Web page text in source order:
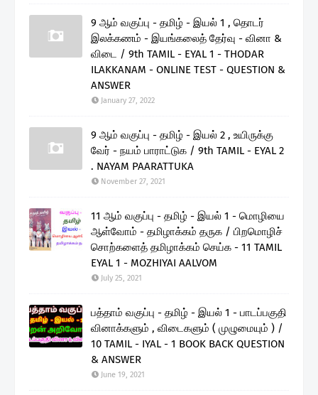
9 ஆம் வகுப்பு - தமிழ் - இயல் 1 , தொடர்
இலக்கணம் - இயங்கலைத் தேர்வு - வினா &
விடை / 9th TAMIL - EYAL 1 - THODAR
ILAKKANAM - ONLINE TEST - QUESTION &
ANSWER
January 27, 2022
9 ஆம் வகுப்பு - தமிழ் - இயல் 2 , உயிருக்கு
வேர் - நயம் பாராட்டுக / 9th TAMIL - EYAL 2
. NAYAM PAARATTUKA
November 27, 2021
11 ஆம் வகுப்பு - தமிழ் - இயல் 1 - மொழியை
ஆள்வோம் - தமிழாக்கம் தருக / பிறமொழிச்
சொற்களைத் தமிழாக்கம் செய்க - 11 TAMIL
EYAL 1 - MOZHIYAI AALVOM
July 25, 2021
பத்தாம் வகுப்பு - தமிழ் - இயல் 1 - பாடப்பகுதி
வினாக்களும் , விடைகளும் ( முழுமையும் ) /
10 TAMIL - IYAL - 1 BOOK BACK QUESTION
& ANSWER
June 19, 2021